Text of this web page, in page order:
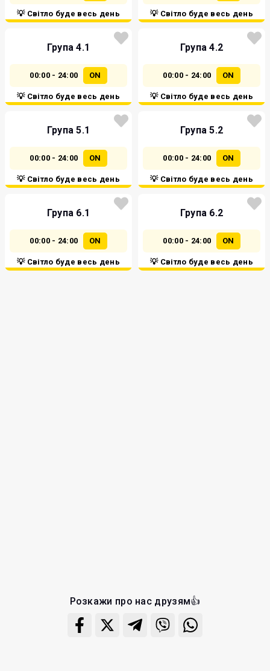
💡 Світло буде весь день 💡 Світло буде весь день
Група 4.1
00:00 - 24:00 ON
💡 Світло буде весь день
Група 4.2
00:00 - 24:00 ON
💡 Світло буде весь день
Група 5.1
00:00 - 24:00 ON
💡 Світло буде весь день
Група 5.2
00:00 - 24:00 ON
💡 Світло буде весь день
Група 6.1
00:00 - 24:00 ON
💡 Світло буде весь день
Група 6.2
00:00 - 24:00 ON
💡 Світло буде весь день
Розкажи про нас друзям👍